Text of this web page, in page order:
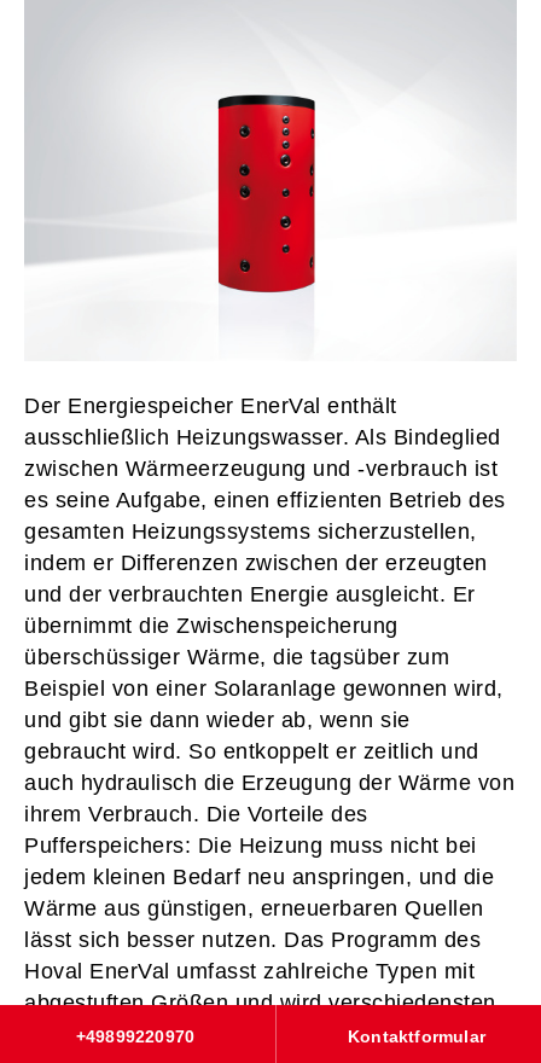
Der Energiespeicher EnerVal enthält
ausschließlich Heizungswasser. Als Bindeglied
zwischen Wärmeerzeugung und -verbrauch ist
es seine Aufgabe, einen effizienten Betrieb des
gesamten Heizungssystems sicherzustellen,
indem er Differenzen zwischen der erzeugten
und der verbrauchten Energie ausgleicht. Er
übernimmt die Zwischenspeicherung
überschüssiger Wärme, die tagsüber zum
Beispiel von einer Solaranlage gewonnen wird,
und gibt sie dann wieder ab, wenn sie
gebraucht wird. So entkoppelt er zeitlich und
auch hydraulisch die Erzeugung der Wärme von
ihrem Verbrauch. Die Vorteile des
Pufferspeichers: Die Heizung muss nicht bei
jedem kleinen Bedarf neu anspringen, und die
Wärme aus günstigen, erneuerbaren Quellen
lässt sich besser nutzen. Das Programm des
Hoval EnerVal umfasst zahlreiche Typen mit
abgestuften Größen und wird verschiedensten
technischen Anforderungen gerecht. So findet
+49899220970 Kontaktformular